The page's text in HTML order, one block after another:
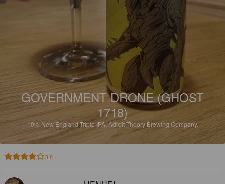
GOVERNMENT DRONE (GHOST
1718)
10%New England Triple IPA.Adroit Theory Brewing Company.
3.8